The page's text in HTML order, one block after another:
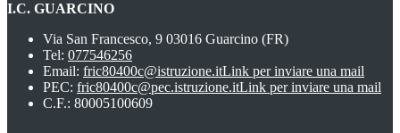
I.C. GUARCINO
Via San Francesco, 9 03016 Guarcino (FR)
Tel: 077546256
Email: fric80400c@istruzione.itLink per inviare una mail
PEC: fric80400c@pec.istruzione.itLink per inviare una mail
C.F.: 80005100609